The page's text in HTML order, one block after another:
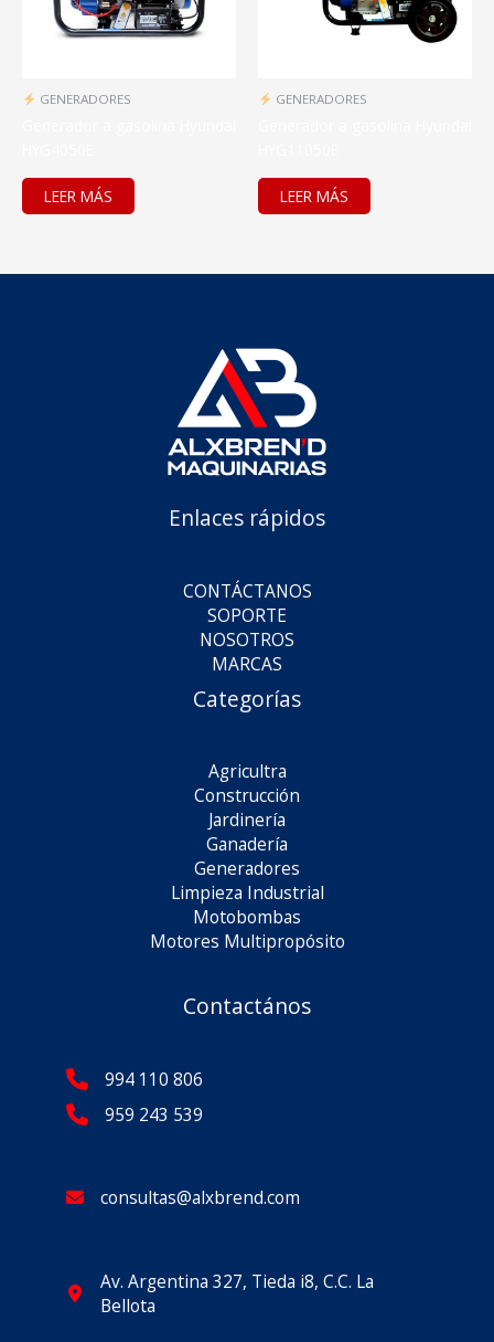
GENERADORES
LEER MÁS
GENERADORES
LEER MÁS
Enlaces rápidos
CONTÁCTANOS
SOPORTE
NOSOTROS
MARCAS
Categorías
Agricultra
Construcción
Jardinería
Ganadería
Generadores
Limpieza Industrial
Motobombas
Motores Multipropósito
Contactános
994 110 806
959 243 539
consultas@alxbrend.com
Av. Argentina 327, Tieda i8, C.C. La
Bellota